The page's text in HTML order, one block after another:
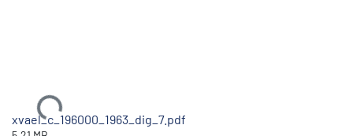
xvael_c_196000_1963_dig_7.pdf